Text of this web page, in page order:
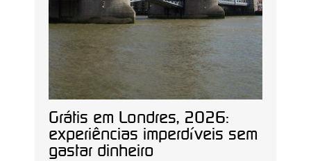
Grátis em Londres, 2026:
experiências imperdíveis sem
gastar dinheiro